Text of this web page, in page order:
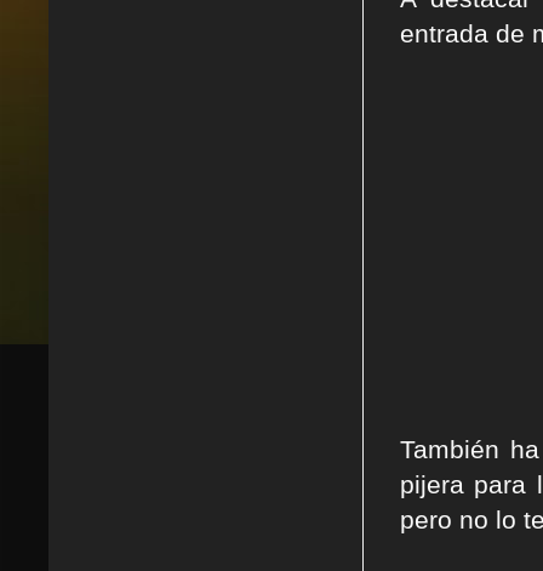
entrada de
También
pijera para
pero no lo